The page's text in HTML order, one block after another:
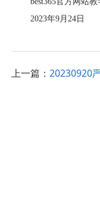
2023年9 月24 日
上一篇： 20230920